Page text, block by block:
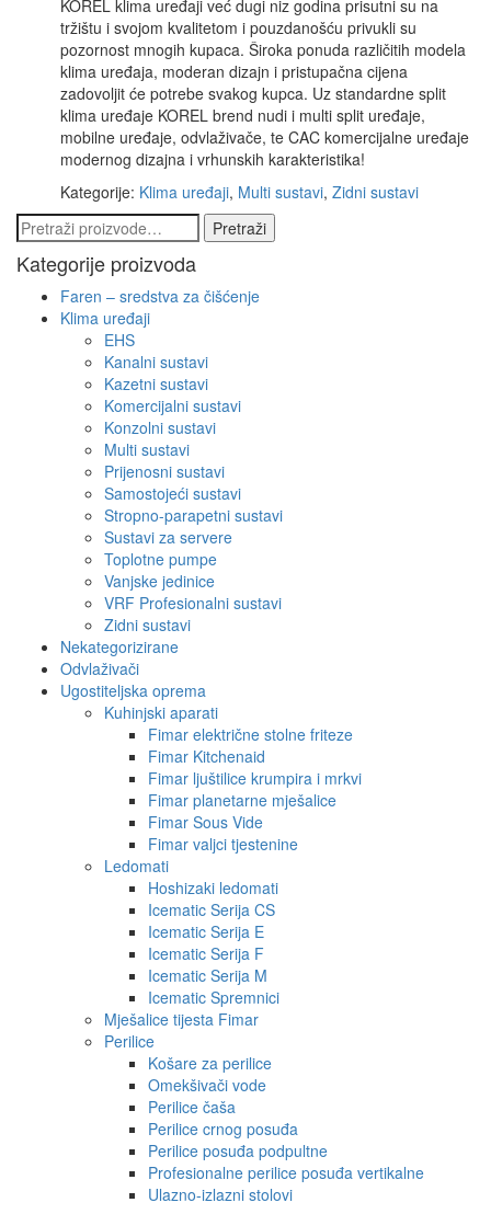
KOREL klima uređaji već dugi niz godina prisutni su na
tržištu i svojom kvalitetom i pouzdanošću privukli su
pozornost mnogih kupaca. Široka ponuda različitih modela
klima uređaja, moderan dizajn i pristupačna cijena
zadovoljit će potrebe svakog kupca. Uz standardne split
klima uređaje KOREL brend nudi i multi split uređaje,
mobilne uređaje, odvlaživače, te CAC komercijalne uređaje
modernog dizajna i vrhunskih karakteristika!
Kategorije: Klima uređaji, Multi sustavi, Zidni sustavi
Pretraži:
Pretraži
Kategorije proizvoda
Faren – sredstva za čišćenje
Klima uređaji
EHS
Kanalni sustavi
Kazetni sustavi
Komercijalni sustavi
Konzolni sustavi
Multi sustavi
Prijenosni sustavi
Samostojeći sustavi
Stropno-parapetni sustavi
Sustavi za servere
Toplotne pumpe
Vanjske jedinice
VRF Profesionalni sustavi
Zidni sustavi
Nekategorizirane
Odvlaživači
Ugostiteljska oprema
Kuhinjski aparati
Fimar električne stolne friteze
Fimar Kitchenaid
Fimar ljuštilice krumpira i mrkvi
Fimar planetarne mješalice
Fimar Sous Vide
Fimar valjci tjestenine
Ledomati
Hoshizaki ledomati
Icematic Serija CS
Icematic Serija E
Icematic Serija F
Icematic Serija M
Icematic Spremnici
Mješalice tijesta Fimar
Perilice
Košare za perilice
Omekšivači vode
Perilice čaša
Perilice crnog posuđa
Perilice posuđa podpultne
Profesionalne perilice posuđa vertikalne
Ulazno-izlazni stolovi